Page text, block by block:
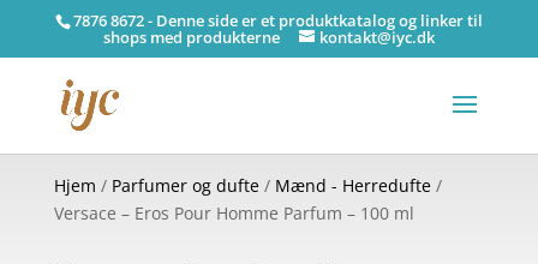
7876 8672 - Denne side er et produktkatalog og linker til
shops med produkterne kontakt@iyc.dk
Hjem / Parfumer og dufte/ Mænd - Herredufte/
Versace – Eros Pour Homme Parfum – 100 ml